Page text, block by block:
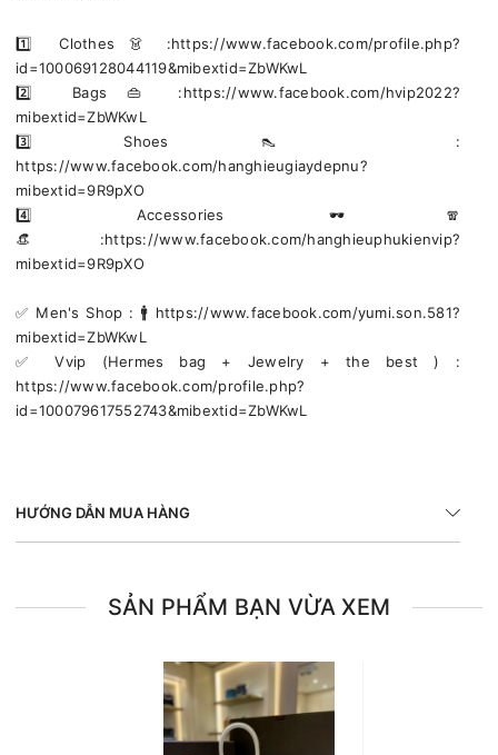
1️⃣ Clothes 👗 :https://www.facebook.com/profile.php?
id=100069128044119&mibextid=ZbWKwL
2️⃣ Bags 👜 :https://www.facebook.com/hvip2022?
mibextid=ZbWKwL
3️⃣ Shoes 👠 :
https://www.facebook.com/hanghieugiaydepnu?
mibextid=9R9pXO
4️⃣ Accessories 🕶🧣
👒:https://www.facebook.com/hanghieuphukienvip?
mibextid=9R9pXO
✅️ Men's Shop : 🚹 https://www.facebook.com/yumi.son.581?
mibextid=ZbWKwL
✅️ Vvip (Hermes bag + Jewelry + the best ) :
https://www.facebook.com/profile.php?
id=100079617552743&mibextid=ZbWKwL
HƯỚNG DẪN MUA HÀNG
SẢN PHẨM BẠN VỪA XEM